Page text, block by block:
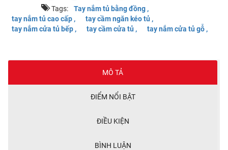
Tags:
Tay nắm tủ bằng đồng ,
tay nắm tủ cao cấp ,
tay cầm ngăn kéo tủ ,
tay nắm cửa tủ bếp ,
tay cầm cửa tủ , tay nắm cửa tủ gỗ ,
MÔ TẢ
ĐIỂM NỔI BẬT
ĐIỀU KIỆN
BÌNH LUẬN